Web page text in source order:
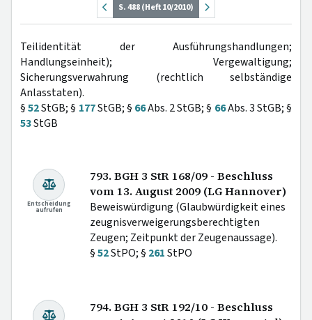
S. 488 (Heft 10/2010)
Teilidentität der Ausführungshandlungen;
Handlungseinheit); Vergewaltigung;
Sicherungsverwahrung (rechtlich selbständige
Anlasstaten).
§52StGB; § 177StGB; § 66Abs. 2 StGB; § 66Abs. 3 StGB; §
53StGB
Entscheidung
aufrufen
793. BGH 3 StR 168/09 - Beschluss
vom 13. August 2009 (LG Hannover)
Beweiswürdigung (Glaubwürdigkeit eines
zeugnisverweigerungsberechtigten
Zeugen; Zeitpunkt der Zeugenaussage).
§52StPO; § 261StPO
794. BGH 3 StR 192/10 - Beschluss